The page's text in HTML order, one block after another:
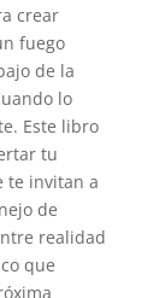
crear
fuego
de la
lo
Este libro
tu
te invitan a
de
realidad
que